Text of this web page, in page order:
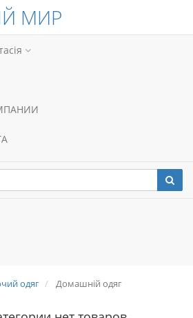
МИР
одяг Домашній одяг